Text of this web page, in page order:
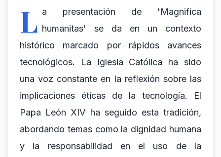
L a presentación de 'Magnifica
humanitas' se da en un contexto
histórico marcado por rápidos avances
tecnológicos. La Iglesia Católica ha sido
una voz constante en la reflexión sobre las
implicaciones éticas de la tecnología. El
Papa León XIV ha seguido esta tradición,
abordando temas como la dignidad humana
y la responsabilidad en el uso de la